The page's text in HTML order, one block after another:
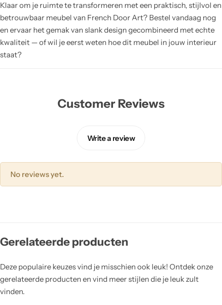
Klaar om je ruimte te transformeren met een praktisch, stijlvol en
betrouwbaar meubel van French Door Art? Bestel vandaag nog
en ervaar het gemak van slank design gecombineerd met echte
kwaliteit — of wil je eerst weten hoe dit meubel in jouw interieur
staat?
Customer Reviews
Write a review
No reviews yet.
Gerelateerde producten
Deze populaire keuzes vind je misschien ook leuk! Ontdek onze
gerelateerde producten en vind meer stijlen die je leuk zult
vinden.